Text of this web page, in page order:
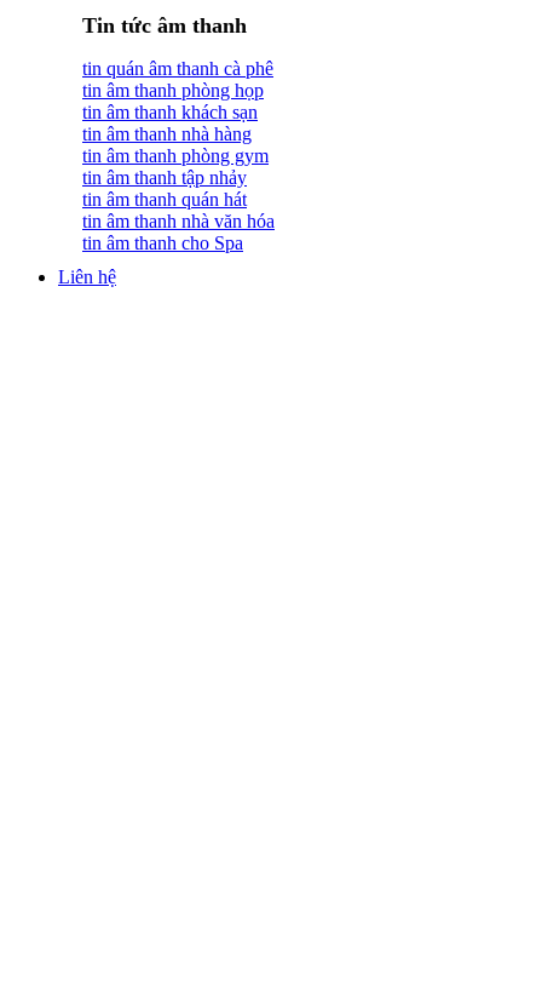
Tin tức âm thanh
tin quán âm thanh cà phê
tin âm thanh phòng họp
tin âm thanh khách sạn
tin âm thanh nhà hàng
tin âm thanh phòng gym
tin âm thanh tập nhảy
tin âm thanh quán hát
tin âm thanh nhà văn hóa
tin âm thanh cho Spa
Liên hệ